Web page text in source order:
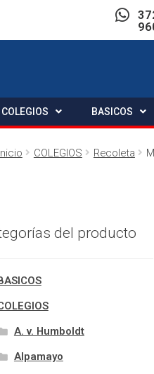
COLEGIOS BASICOS
COLEGIOS Recoleta
del producto
A. v. Humboldt
Alpamayo